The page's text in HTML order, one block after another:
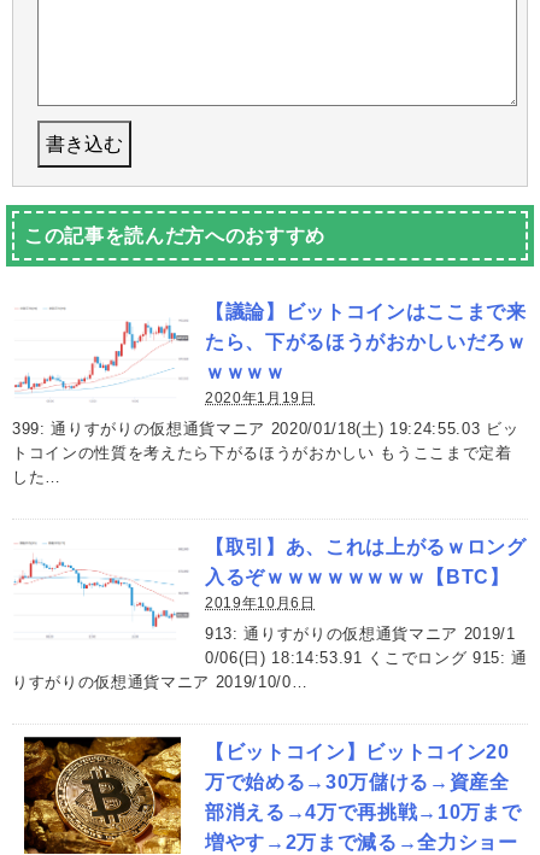
この記事を読んだ方へのおすすめ
【議論】ビットコインはここまで来
たら、下がるほうがおかしいだろｗ
ｗｗｗｗ
2020年1月19日
399: 通りすがりの仮想通貨マニア 2020/01/18(土) 19:24:55.03 ビッ
トコインの性質を考えたら下がるほうがおかしい もうここまで定着
した…
【取引】あ、これは上がるｗロング
入るぞｗｗｗｗｗｗｗｗ【BTC】
2019年10月6日
913: 通りすがりの仮想通貨マニア 2019/1
0/06(日) 18:14:53.91 くこでロング 915: 通
りすがりの仮想通貨マニア 2019/10/0…
【ビットコイン】ビットコイン20
万で始める→30万儲ける→資産全
部消える→4万で再挑戦→10万まで
増やす→2万まで減る→全力ショー